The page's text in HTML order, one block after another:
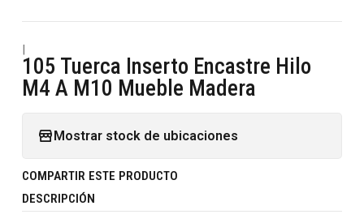
|
105 Tuerca Inserto Encastre Hilo
M4 A M10 Mueble Madera
Mostrar stock de ubicaciones
COMPARTIR ESTE PRODUCTO
DESCRIPCIÓN